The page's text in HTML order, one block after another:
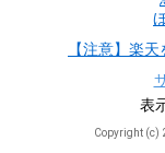
【注意】楽
表
Copyright (c)